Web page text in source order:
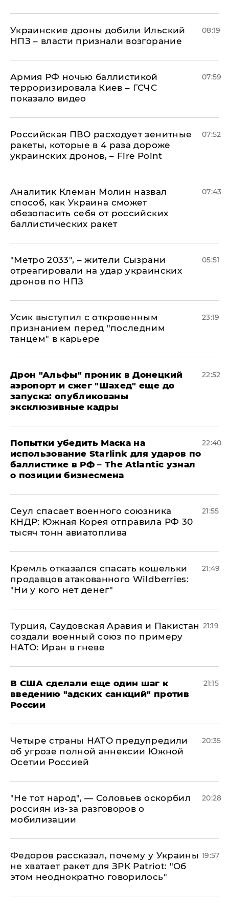
Украинские дроны добили Ильский
НПЗ – власти признали возгорание
08:19
Армия РФ ночью баллистикой
терроризировала Киев – ГСЧС
показало видео
07:59
Российская ПВО расходует зенитные
ракеты, которые в 4 раза дороже
украинских дронов, – Fire Point
07:52
Аналитик Клеман Молин назвал
способ, как Украина сможет
обезопасить себя от российских
баллистических ракет
07:43
"Метро 2033", – жители Сызрани
отреагировали на удар украинских
дронов по НПЗ
05:51
Усик выступил с откровенным
признанием перед "последним
танцем" в карьере
23:19
Дрон "Альфы" проник в Донецкий
аэропорт и сжег "Шахед" еще до
запуска: опубликованы
эксклюзивные кадры
22:52
Попытки убедить Маска на
использование Starlink для ударов по
баллистике в РФ – The Atlantic узнал
о позиции бизнесмена
22:40
​Сеул спасает военного союзника
КНДР: Южная Корея отправила РФ 30
тысяч тонн авиатоплива
21:55
Кремль отказался спасать кошельки
продавцов атакованного Wildberries:
"Ни у кого нет денег"
21:49
Турция, Саудовская Аравия и Пакистан
создали военный союз по примеру
НАТО: Иран в гневе
21:19
В США сделали еще один шаг к
введению "адских санкций" против
России
21:15
Четыре страны НАТО предупредили
об угрозе полной аннексии Южной
Осетии Россией
20:35
​"Не тот народ", — Соловьев оскорбил
россиян из-за разговоров о
мобилизации
20:28
Федоров рассказал, почему у Украины
не хватает ракет для ЗРК Patriot: "Об
этом неоднократно говорилось"
19:57